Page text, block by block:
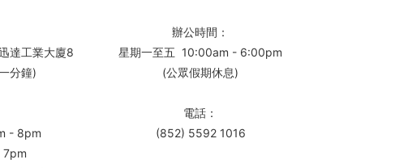
達工業大廈8
分鐘)
- 8pm
7pm
辦公時間：
星期一至五 10:00am - 6:00pm
(公眾假期休息)
電話：
(852) 5592 1016